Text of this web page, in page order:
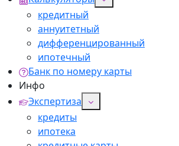
кредитный
аннуитетный
дифференцированный
ипотечный
Банк по номеру карты
Инфо
Экспертиза
кредиты
ипотека